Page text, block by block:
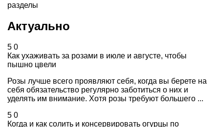
разделы
Актуально
5 0
Как ухаживать за розами в июле и августе, чтобы
пышно цвели
Розы лучше всего проявляют себя, когда вы берете на
себя обязательство регулярно заботиться о них и
уделять им внимание. Хотя розы требуют большего ...
5 0
Когда и как солить и консервировать огурцы по